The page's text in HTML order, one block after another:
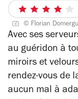
4
sur
5
étoiles
© Florian
Avec ses
au guéridon à
miroirs et
rendez-vous de
aucun mal à